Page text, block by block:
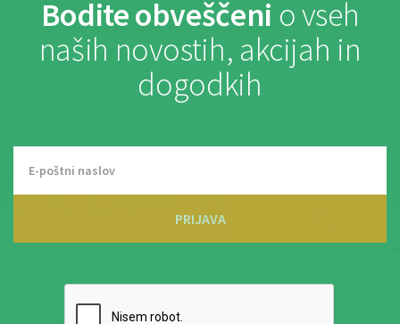
Bodite obveščeni o vseh
naših novostih, akcijah in
dogodkih
PRIJAVA